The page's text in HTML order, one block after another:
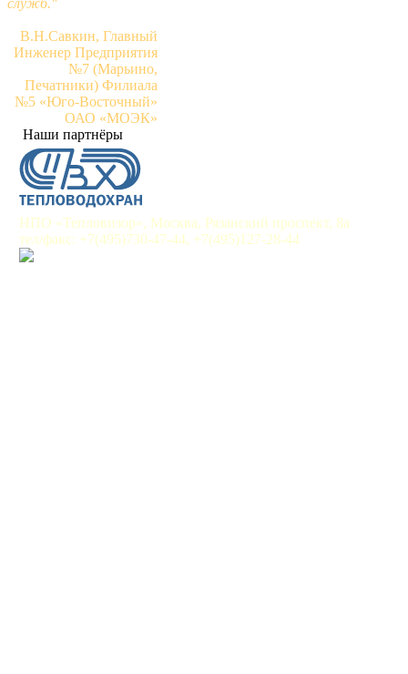
служб."
В.Н.Савкин, Главный
Инженер Предприятия
№7 (Марьино,
Печатники) Филиала
№5 «Юго-Восточный»
ОАО «МОЭК»
Наши партнёры
НПО «Тепловизор», Москва, Рязанский проспект, 8а
тел/факс: +7(495)730-47-44, +7(495)127-28-44